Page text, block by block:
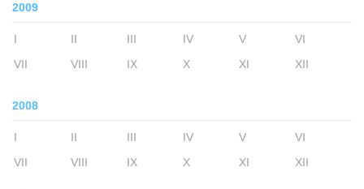
2009
I II III IV V
VI
VII
VIII IX X XI XII
2008
I II III IV V
VI
VII
VIII IX X XI XII